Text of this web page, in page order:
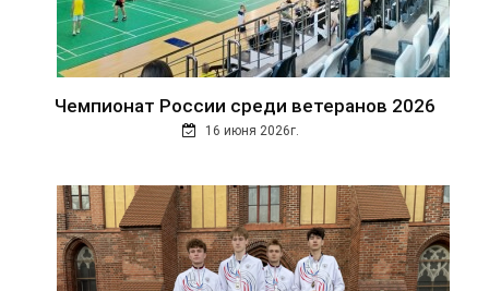
Чемпионат России среди ветеранов 2026
16 июня 2026г.